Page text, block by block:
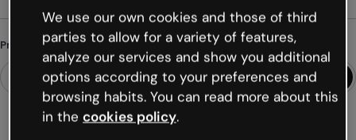
Procurando algo diferente?
We use our own cookies and those of third
parties to allow for a variety of features,
analyze our services and show you additional
options according to your preferences and
browsing habits. You can read more about this
in the cookies policy.